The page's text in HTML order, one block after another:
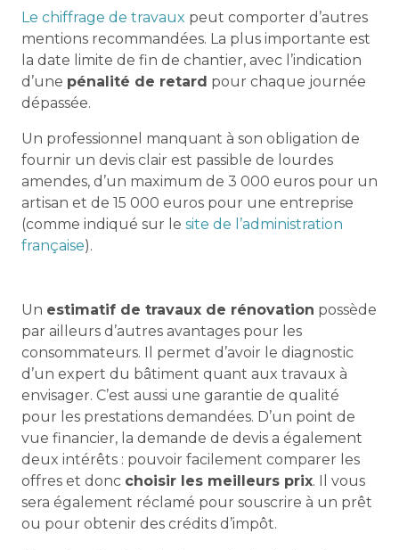
Le chiffrage de travaux peut comporter d’autres
mentions recommandées. La plus importante est
la date limite de fin de chantier, avec l’indication
d’une pénalité de retard pour chaque journée
dépassée.
Un professionnel manquant à son obligation de
fournir un devis clair est passible de lourdes
amendes, d’un maximum de 3 000 euros pour un
artisan et de 15 000 euros pour une entreprise
(comme indiqué sur le site de l’administration
française).
Un estimatif de travaux de rénovation possède
par ailleurs d’autres avantages pour les
consommateurs. Il permet d’avoir le diagnostic
d’un expert du bâtiment quant aux travaux à
envisager. C’est aussi une garantie de qualité
pour les prestations demandées. D’un point de
vue financier, la demande de devis a également
deux intérêts : pouvoir facilement comparer les
offres et donc choisir les meilleurs prix. Il vous
sera également réclamé pour souscrire à un prêt
ou pour obtenir des crédits d’impôt.